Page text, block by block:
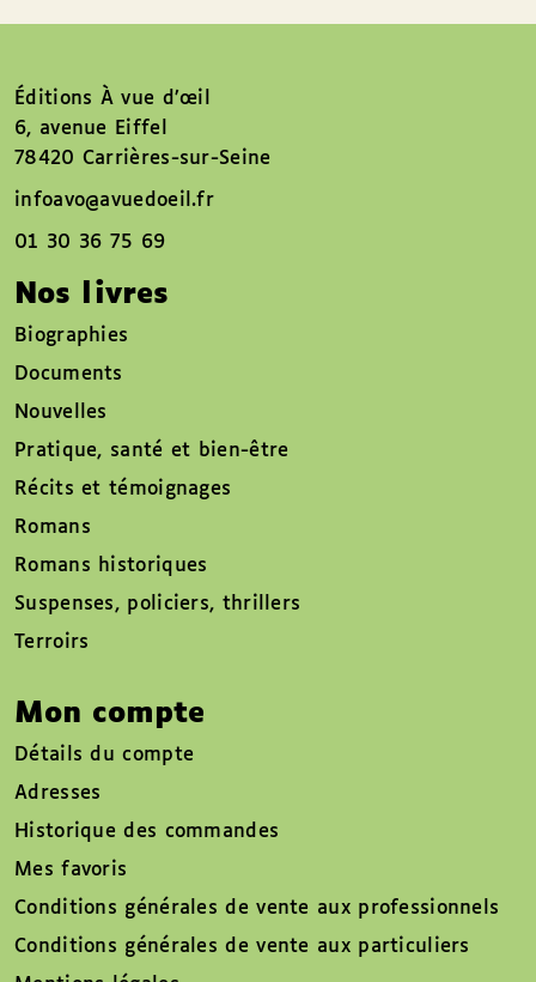
Éditions À vue d’œil
6, avenue Eiffel
78420 Carrières-sur-Seine
infoavo@avuedoeil.fr
01 30 36 75 69
Nos livres
Biographies
Documents
Nouvelles
Pratique, santé et bien-être
Récits et témoignages
Romans
Romans historiques
Suspenses, policiers, thrillers
Terroirs
Mon compte
Détails du compte
Adresses
Historique des commandes
Mes favoris
Conditions générales de vente aux professionnels
Conditions générales de vente aux particuliers